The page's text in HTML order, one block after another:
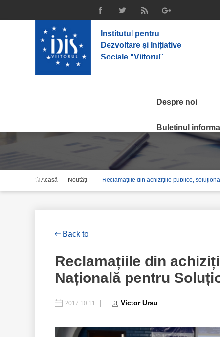
Institutul pentru
Dezvoltare şi Inițiative
Sociale "Viitorul "
Despre noi
Buletinul
Acasă Noutăţi Reclamațiile din achizițiile publice,
Back to
Reclamațiile din
Națională pentru
2017.10.11 Victor Ursu